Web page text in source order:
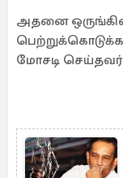
அதனை
மோசடி